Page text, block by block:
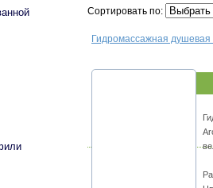
Сортировать по:
Гидромассажная